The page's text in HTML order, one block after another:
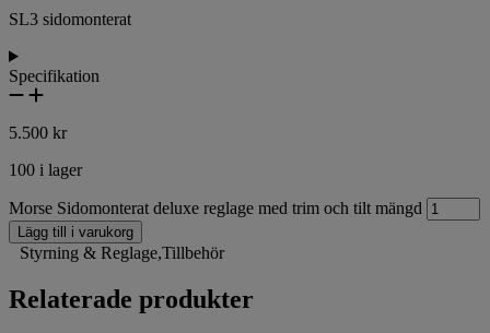
SL3 sidomonterat
Specifikation
5.500 kr
100 i lager
Morse Sidomonterat deluxe reglage med trim och tilt mängd
Lägg till i varukorg
Styrning & Reglage,Tillbehör
Relaterade produkter